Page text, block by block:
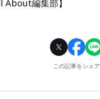
About編集部】
この記事をシェア